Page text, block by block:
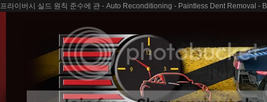
프라이버시 실드 원칙 준수에 관 - Auto Reconditioning - Paintless Dent Removal -